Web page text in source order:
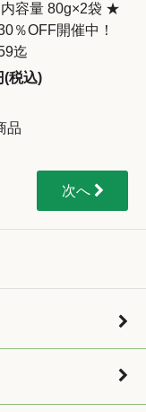
内容量 80g×2袋 ★
％OFF開催中！
迄
(税込)
品
次へ